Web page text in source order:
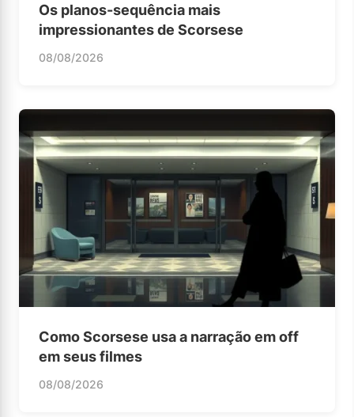
Os planos-sequência mais
impressionantes de Scorsese
08/08/2026
Como Scorsese usa a narração em off
em seus filmes
08/08/2026